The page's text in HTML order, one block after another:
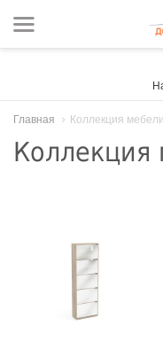
Главная Коллекция
Коллекция